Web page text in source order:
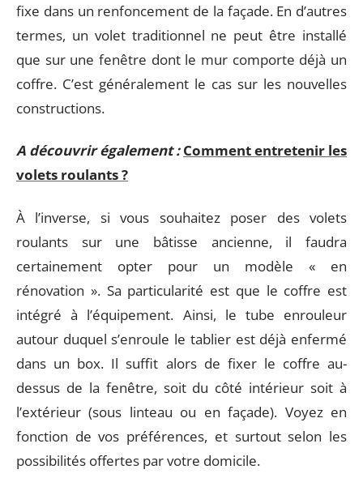
fixe dans un renfoncement de la façade. En d’autres
termes, un volet traditionnel ne peut être installé
que sur une fenêtre dont le mur comporte déjà un
coffre. C’est généralement le cas sur les nouvelles
constructions.
A découvrir également : Comment entretenir les
volets roulants ?
À l’inverse, si vous souhaitez poser des volets
roulants sur une bâtisse ancienne, il faudra
certainement opter pour un modèle « en
rénovation ». Sa particularité est que le coffre est
intégré à l’équipement. Ainsi, le tube enrouleur
autour duquel s’enroule le tablier est déjà enfermé
dans un box. Il suffit alors de fixer le coffre au-
dessus de la fenêtre, soit du côté intérieur soit à
l’extérieur (sous linteau ou en façade). Voyez en
fonction de vos préférences, et surtout selon les
possibilités offertes par votre domicile.